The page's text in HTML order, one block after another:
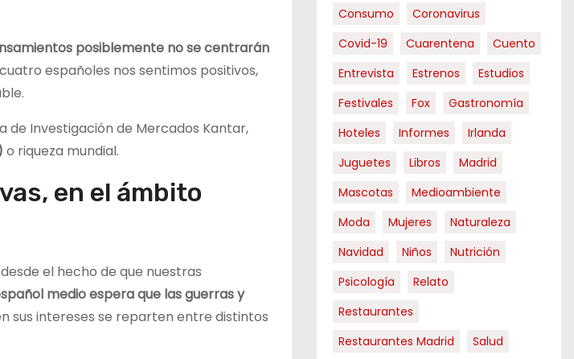
posiblemente no se centrarán
españoles nos sentimos positivos,
de Investigación de Mercados Kantar,
o riqueza mundial.
en el ámbito
el hecho de que nuestras
medio espera que las guerras y
sus intereses se reparten entre distintos
Consumo
Coronavirus
Covid-19
Cuarentena
Cuento
Entrevista
Estrenos
Estudios
Festivales
Fox
Gastronomía
Hoteles
Informes
Irlanda
Juguetes
Libros
Madrid
Mascotas
Medioambiente
Moda
Mujeres
Naturaleza
Navidad
Niños
Nutrición
Psicología
Relato
Restaurantes
Restaurantes Madrid
Salud